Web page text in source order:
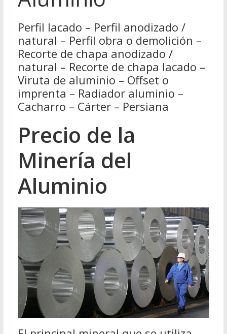
Perfil lacado – Perfil anodizado /
natural – Perfil obra o demolición –
Recorte de chapa anodizado /
natural – Recorte de chapa lacado –
Viruta de aluminio – Offset o
imprenta – Radiador aluminio –
Cacharro – Cárter – Persiana
Precio de la
Minería del
Aluminio